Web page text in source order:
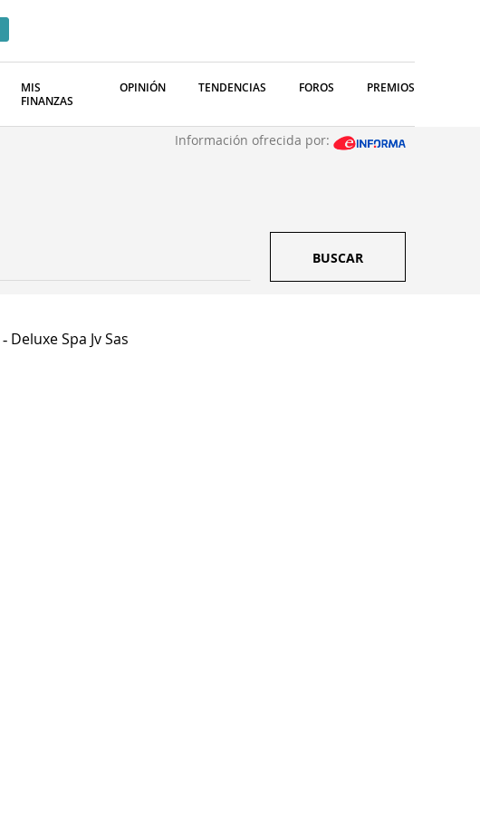
MIS
FINANZAS
OPINIÓN TENDENCIAS FOROS PREMIOS
Información ofrecida por:
BUSCAR
- Deluxe Spa Jv Sas